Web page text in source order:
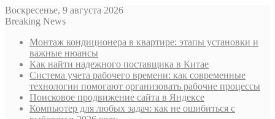
Воскресенье, 9 августа 2026
Breaking News
Монтаж кондиционера в квартире: этапы установки и
важные нюансы
Как найти надежного поставщика в Китае
Система учета рабочего времени: как современные
технологии помогают организовать рабочие процессы
Поисковое продвижение сайта в Яндексе
Компьютер для любых задач: как не ошибиться с